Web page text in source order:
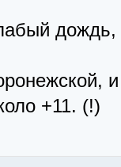
дождь,
+11. (!)